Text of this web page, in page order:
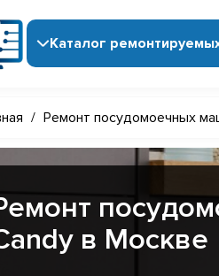
Каталог
/ Ремонт посудомоечных
в Москве